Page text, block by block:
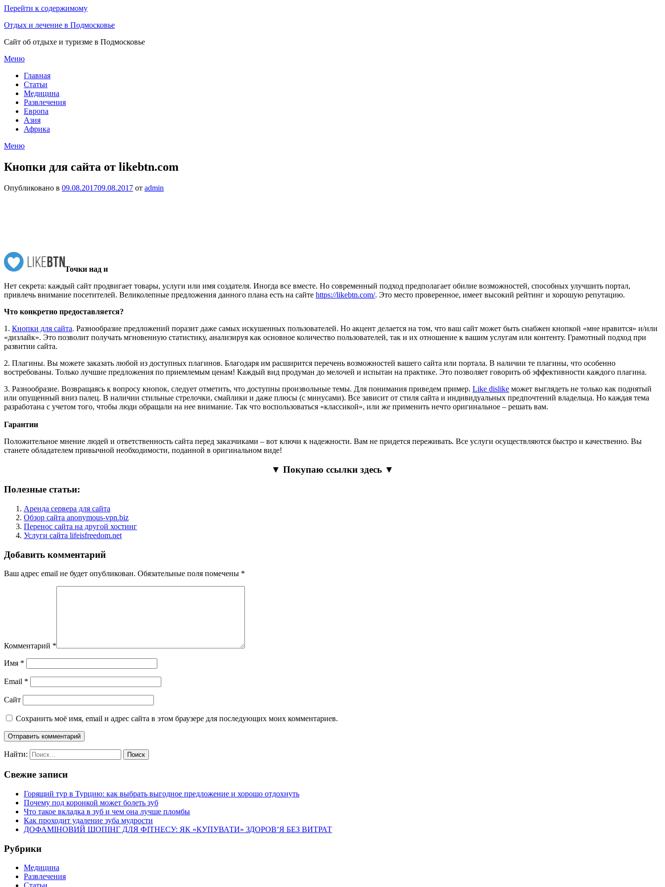
Перейти к содержимому
Отдых и лечение в Подмосковье
Сайт об отдыхе и туризме в Подмосковье
Меню
Главная
Статьи
Медицина
Развлечения
Европа
Азия
Африка
Меню
Кнопки для сайта от likebtn.com
Опубликовано в 09.08.201709.08.2017 от admin
Точки над и
Нет секрета: каждый сайт продвигает товары, услуги или имя создателя. Иногда все вместе. Но современный подход предполагает обилие возможностей, способных улучшить портал,
привлечь внимание посетителей. Великолепные предложения данного плана есть на сайте https://likebtn.com/. Это место проверенное, имеет высокий рейтинг и хорошую репутацию.
Что конкретно предоставляется?
1. Кнопки для сайта. Разнообразие предложений поразит даже самых искушенных пользователей. Но акцент делается на том, что ваш сайт может быть снабжен кнопкой «мне нравится» и/или
«дизлайк». Это позволит получать мгновенную статистику, анализируя как основное количество пользователей, так и их отношение к вашим услугам или контенту. Грамотный подход при
развитии сайта.
2. Плагины. Вы можете заказать любой из доступных плагинов. Благодаря им расширится перечень возможностей вашего сайта или портала. В наличии те плагины, что особенно
востребованы. Только лучшие предложения по приемлемым ценам! Каждый вид продуман до мелочей и испытан на практике. Это позволяет говорить об эффективности каждого плагина.
3. Разнообразие. Возвращаясь к вопросу кнопок, следует отметить, что доступны произвольные темы. Для понимания приведем пример. Like dislike может выглядеть не только как поднятый
или опущенный вниз палец. В наличии стильные стрелочки, смайлики и даже плюсы (с минусами). Все зависит от стиля сайта и индивидуальных предпочтений владельца. Но каждая тема
разработана с учетом того, чтобы люди обращали на нее внимание. Так что воспользоваться «классикой», или же применить нечто оригинальное – решать вам.
Гарантии
Положительное мнение людей и ответственность сайта перед заказчиками – вот ключи к надежности. Вам не придется переживать. Все услуги осуществляются быстро и качественно. Вы
станете обладателем привычной необходимости, поданной в оригинальном виде!
▼ Покупаю ссылки здесь ▼
Полезные статьи:
Аренда сервера для сайта
Обзор сайта anonymous-vpn.biz
Перенос сайта на другой хостинг
Услуги сайта lifeisfreedom.net
Добавить комментарий
Ваш адрес email не будет опубликован. Обязательные поля помечены *
Комментарий *
Имя *
Email *
Сайт
Сохранить моё имя, email и адрес сайта в этом браузере для последующих моих комментариев.
Найти:
Свежие записи
Горящий тур в Турцию: как выбрать выгодное предложение и хорошо отдохнуть
Почему под коронкой может болеть зуб
Что такое вкладка в зуб и чем она лучше пломбы
Как проходит удаление зуба мудрости
ДОФАМІНОВИЙ ШОПІНГ ДЛЯ ФІТНЕСУ: ЯК «КУПУВАТИ» ЗДОРОВ’Я БЕЗ ВИТРАТ
Рубрики
Медицина
Развлечения